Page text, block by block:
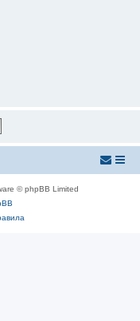
© phpBB Limited